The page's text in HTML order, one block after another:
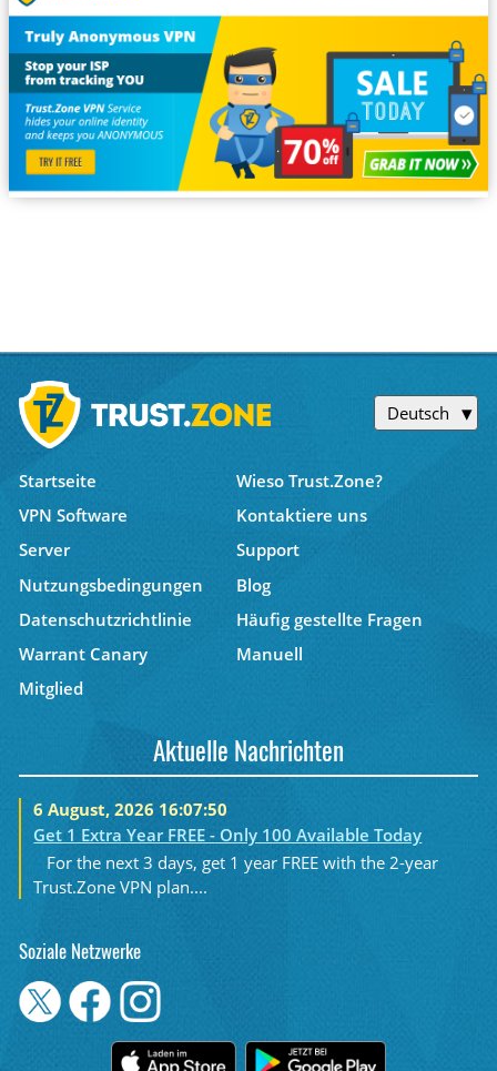
Deutsch
Startseite
Wieso Trust.Zone?
VPN Software
Kontaktiere uns
Server
Support
Nutzungsbedingungen
Blog
Datenschutzrichtlinie
Häufig gestellte Fragen
Warrant Canary
Manuell
Mitglied
Aktuelle Nachrichten
6 August, 2026 16:07:50
Get 1 Extra Year FREE - Only 100 Available Today
For the next 3 days, get 1 year FREE with the 2-year
Trust.Zone VPN plan....
Soziale Netzwerke